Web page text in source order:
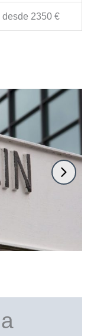
desde 2350 €